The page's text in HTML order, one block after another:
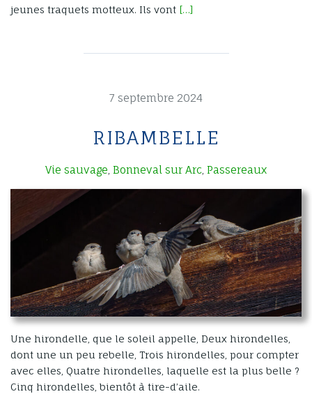
jeunes traquets motteux. Ils vont […]
7 septembre 2024
RIBAMBELLE
Vie sauvage Bonneval sur Arc Passereaux
Une hirondelle, que le soleil appelle, Deux hirondelles,
dont une un peu rebelle, Trois hirondelles, pour compter
avec elles, Quatre hirondelles, laquelle est la plus belle ?
Cinq hirondelles, bientôt à tire-d’aile.